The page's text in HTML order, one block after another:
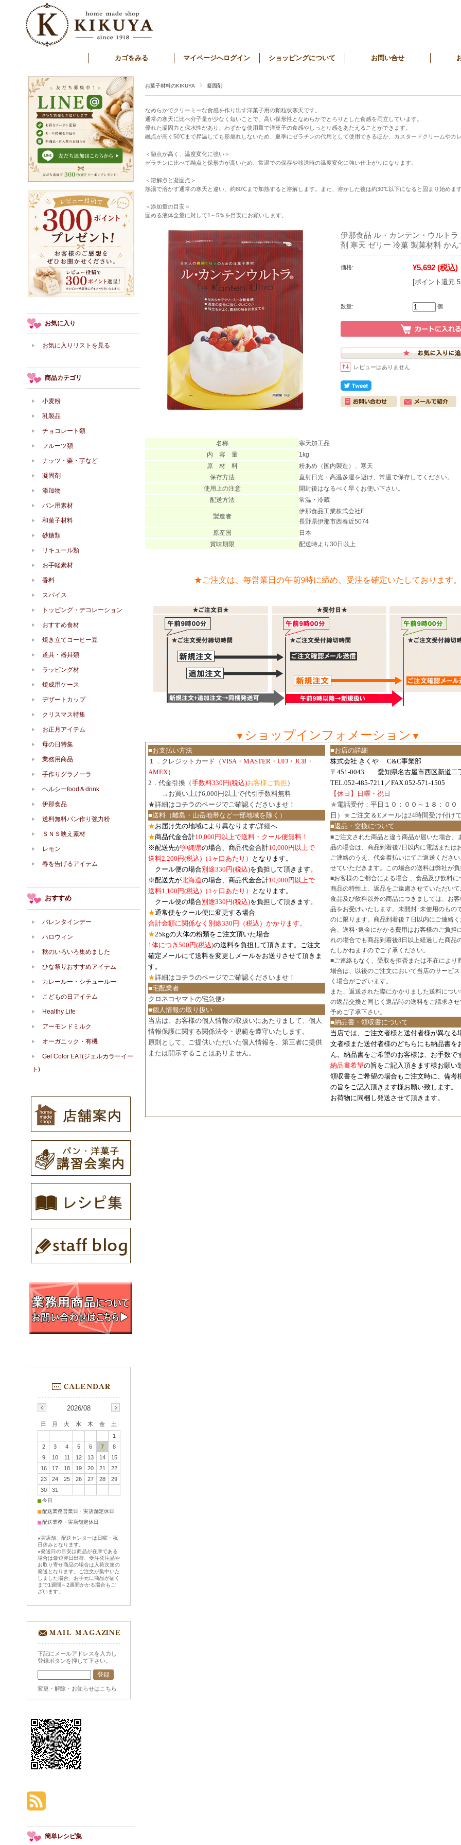
カゴをみる マイページへログイン ショッピングについて お問い合せ
お菓子材料のKIKUYA 凝固剤
なめらかでクリーミーな食感を作り出す洋菓子用の顆粒状寒天です。
通常の寒天に比べ分子量が少なく短いことで、高い保形性となめらかでとろりとした食感を両立しています。
優れた凝固力と保水性があり、わずかな使用量で洋菓子の食感やしっとり感をあたえることができます。
融点が高く50℃まで昇温しても形崩れしないため、夏季にゼラチンの代用として使用できるほか、カスタードクリームや
＜融点が高く、温度変化に強い＞
ゼラチンに比べて融点と保形力が高いため、常温での保存や移送時の温度変化に強い仕上がりになります。
＜溶解点と凝固点＞
熱湯で溶かす通常の寒天と違い、約80℃まで加熱すると溶解します。また、溶かした後は約30℃以下になると固まり始めま
＜添加量の目安＞
固める液体全量に対して1～5％を目安にお願いします。
伊那食品 ル・カンテン・ウルトラ
剤 寒天 ゼリー 冷菓 製菓材料 か
価格: ¥5,692 (税込)
[ポイント還元
数量: 個
レビューはありません
名称
寒天加工品
内 容 量
1kg
原 材 料
粉あめ（国内製造）、寒天
保存方法
直射日光・高温多湿を避け、常温で保存してください。
使用上の注意
開封後はなるべく早くお使い下さい。
配送方法
常温・冷蔵
製造者
伊那食品工業株式会社F
長野県伊那市西春近5074
原産国
日本
賞味期限
配送時より30日以上
★ご注文は、毎営業日の午前9時に締め、受注を確定いたしております。
▼ ショップインフォメーション ▼
■お支払い方法
１．クレジットカード（VISA・MASTER・UFJ・JCB・
AMEX）
2．代金引換（手数料330円(税込)お客様ご負担 ）
→お買い上げ6,000円以上で代引手数料無料
★詳細は コチラのページでご確認 くださいませ！
■送料（離島・山岳地帯など一部地域を除く）
★お届け先の地域により異なります/詳細へ
★商品代金合計10,000円以上で送料・クール便無料！
※配送先が沖縄県の場合、商品代金合計10,000円以上で
送料2,200円(税込)（1ヶ口あたり）
となります。
クール便の場合別途330円(税込)を負担して頂きます。
※配送先が北海道の場合、商品代金合計10,000円以上で
送料1,100円(税込) （1ヶ口あたり）
となります。
クール便の場合別途330円(税込)を負担して頂きます。
★通常便をクール便に変更する場合
合計金額に関係なく別途330円（税込）かかります。
★25kgの大体の粉類をご注文頂いた場合
1体につき500円(税込)の送料を負担して頂きます。ご注文
確定メールにて送料を変更しメールをお送りさせて頂きま
す。
★詳細は コチラのページでご確認 くださいませ！
■宅配業者
クロネコヤマトの宅急便♪
■個人情報の取り扱い
当店は、お客様の個人情報の取扱いにあたりまして、個人
情報保護に関する関係法令・規範を遵守いたします。
原則として、ご提供いただいた個人情報を、第三者に提供
または開示することはありません。
■お店の詳細
株式会社 きくや C&C事業部
〒451-0043 愛知県名古屋市西区新道二
TEL.052-485-7211／FAX.052-571-1505
【休日】日曜・祝日
★電話受付：平日１０：００～１８：００
日） ★ご注文＆Eメールは24時間受け付け
■返品・交換について
■ご注文された商品と違う商品が届いた場合、
品の場合は、商品到着後7日以内に電話または
ご連絡のうえ、代金着払いにてご返送くださ
せていただきます。この場合の送料は弊社が
■お客様のご都合による場合 、食品及び飲料
商品の特性上、返品をご遠慮させていただい
食品及び飲料以外の商品につきましては、お
品をお受けいたします。未開封･未使用のもの
のに限ります。商品到着後７日以内にご連絡
合、送料･返金にかかる費用はお客様のご負担
れの場合でも商品到着後8日以上経過した商品
たしかねますのでご了承ください。
■ご連絡もなく、受取を拒否または不在により
場合は、以後のご注文において当店のサービ
く場合がございます。
また、返送された際にかかりました送料につ
の返品交換と同じく返品時の送料をご請求さ
予めご了承下さい。
■納品書・領収書について
当店では、ご注文者様と送付者様が異なる
文者様また送付者様のどちらにも納品書を
ん。納品書をご希望のお客様は、お手数で
納品書希望の旨をご記入頂きます様お願い
領収書をご希望の場合もご注文時に、備考
の旨をご記入頂きます様お願い致します。
お荷物に同梱し発送させて頂きます。
お気に入り
お気に入りリストを見る
商品カテゴリ
小麦粉
乳製品
チョコレート類
フルーツ類
ナッツ・栗・芋など
凝固剤
添加物
パン用素材
和菓子材料
砂糖類
リキュール類
お手軽素材
香料
スパイス
トッピング・デコレーション
おすすめ食材
焼き立てコーヒー豆
道具・器具類
ラッピング材
焼成用ケース
デザートカップ
クリスマス特集
お正月アイテム
母の日特集
業務用商品
手作りグラノーラ
ヘルシーfood＆drink
伊那食品
送料無料パン作り強力粉
ＳＮＳ映え素材
レモン
春を告げるアイテム
おすすめ
バレンタインデー
ハロウィン
秋のいろいろ集めました
ひな祭りおすすめアイテム
カレールー・シチュールー
こどもの日アイテム
Healthy Life
アーモンドミルク
オーガニック・有機
Gel Color EAT(ジェルカラーイー
ト)
2026/08
日 月 火 水 木 金
土
1
2
3 4 5 6 7
8
9
10 11 12 13 14
15
16
17 18 19 20 21
22
23
24 25 26 27 28
29
30
31
■今日
■配送業務営業日・実店舗定休日
■配送業務・実店舗定休日
★実店舗、配送センターは日曜・祝
日休みとなります。
★発送日の目安は商品が在庫である
場合は最短翌日出荷、受注発注品や
お取り寄せ商品の場合は入荷次第の
発送となります。ご注文が集中いた
しました場合、お手元に商品が届く
まで1週間～2週間かかる場合もご
ざいます。
下記にメールアドレスを入力し
登録ボタンを押して下さい。
変更・解除・お知らせはこちら
簡単レシピ集